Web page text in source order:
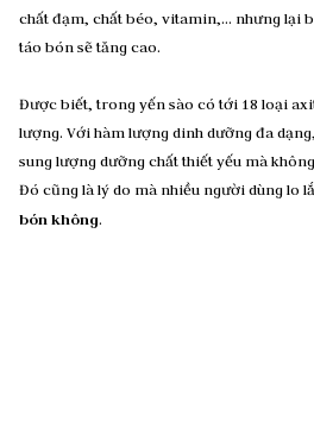
chất đạm, chất béo, vitamin,… nhưng lại
táo bón sẽ tăng cao.
Được biết, trong yến sào có tới 18 loại
lượng. Với hàm lượng dinh dưỡng đa
sung lượng dưỡng chất thiết yếu mà
Đó cũng là lý do mà nhiều người dùng lo
bón không.